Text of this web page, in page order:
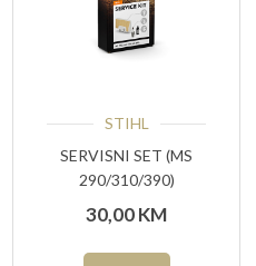
STIHL
SERVISNI SET (MS
290/310/390)
30,00KM